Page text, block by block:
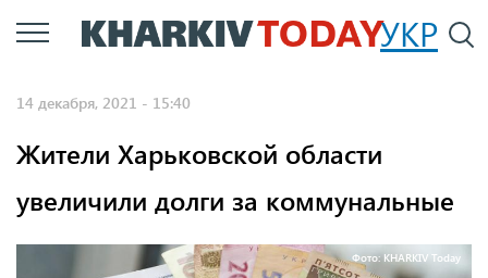
Перейти
к
УКР
14 декабря, 2021 - 15:40
Жители Харьковской области
увеличили долги за коммунальные
Фото: KHARKIV Today